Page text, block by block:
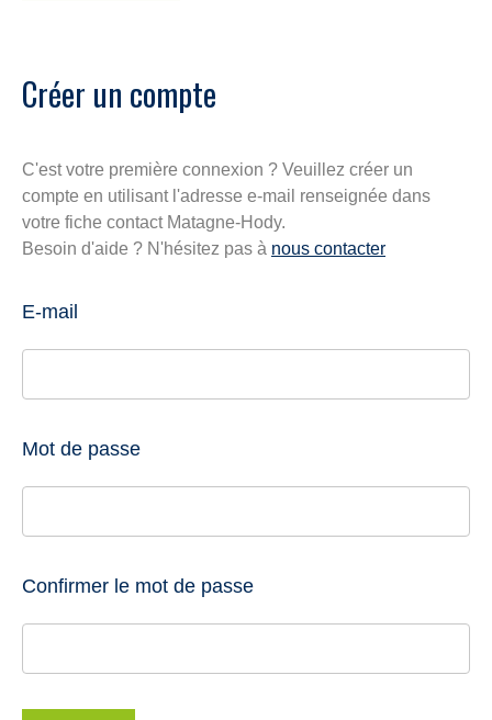
Créer un compte
C'est votre première connexion ? Veuillez créer un
compte en utilisant l'adresse e-mail renseignée dans
votre fiche contact Matagne-Hody.
Besoin d'aide ? N'hésitez pas à nous contacter
E-mail
Mot de passe
Confirmer le mot de passe